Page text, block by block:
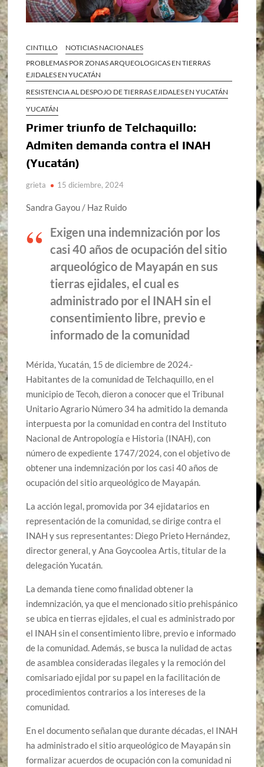
CINTILLO
NOTICIAS NACIONALES
PROBLEMAS POR ZONAS ARQUEOLOGICAS EN TIERRAS
EJIDALES EN YUCATÁN
RESISTENCIA AL DESPOJO DE TIERRAS EJIDALES EN YUCATÁN
YUCATÁN
Primer triunfo de Telchaquillo:
Admiten demanda contra el INAH
(Yucatán)
grieta 15 diciembre, 2024
Sandra Gayou / Haz Ruido
Exigen una indemnización por los
casi 40 años de ocupación del sitio
arqueológico de Mayapán en sus
tierras ejidales, el cual es
administrado por el INAH sin el
consentimiento libre, previo e
informado de la comunidad
Mérida, Yucatán, 15 de diciembre de 2024.-
Habitantes de la comunidad de Telchaquillo, en el
municipio de Tecoh, dieron a conocer que el Tribunal
Unitario Agrario Número 34 ha admitido la demanda
interpuesta por la comunidad en contra del Instituto
Nacional de Antropología e Historia (INAH), con
número de expediente 1747/2024, con el objetivo de
obtener una indemnización por los casi 40 años de
ocupación del sitio arqueológico de Mayapán.
La acción legal, promovida por 34 ejidatarios en
representación de la comunidad, se dirige contra el
INAH y sus representantes: Diego Prieto Hernández,
director general, y Ana Goycoolea Artis, titular de la
delegación Yucatán.
La demanda tiene como finalidad obtener la
indemnización, ya que el mencionado sitio prehispánico
se ubica en tierras ejidales, el cual es administrado por
el INAH sin el consentimiento libre, previo e informado
de la comunidad. Además, se busca la nulidad de actas
de asamblea consideradas ilegales y la remoción del
comisariado ejidal por su papel en la facilitación de
procedimientos contrarios a los intereses de la
comunidad.
En el documento señalan que durante décadas, el INAH
ha administrado el sitio arqueológico de Mayapán sin
formalizar acuerdos de ocupación con la comunidad ni